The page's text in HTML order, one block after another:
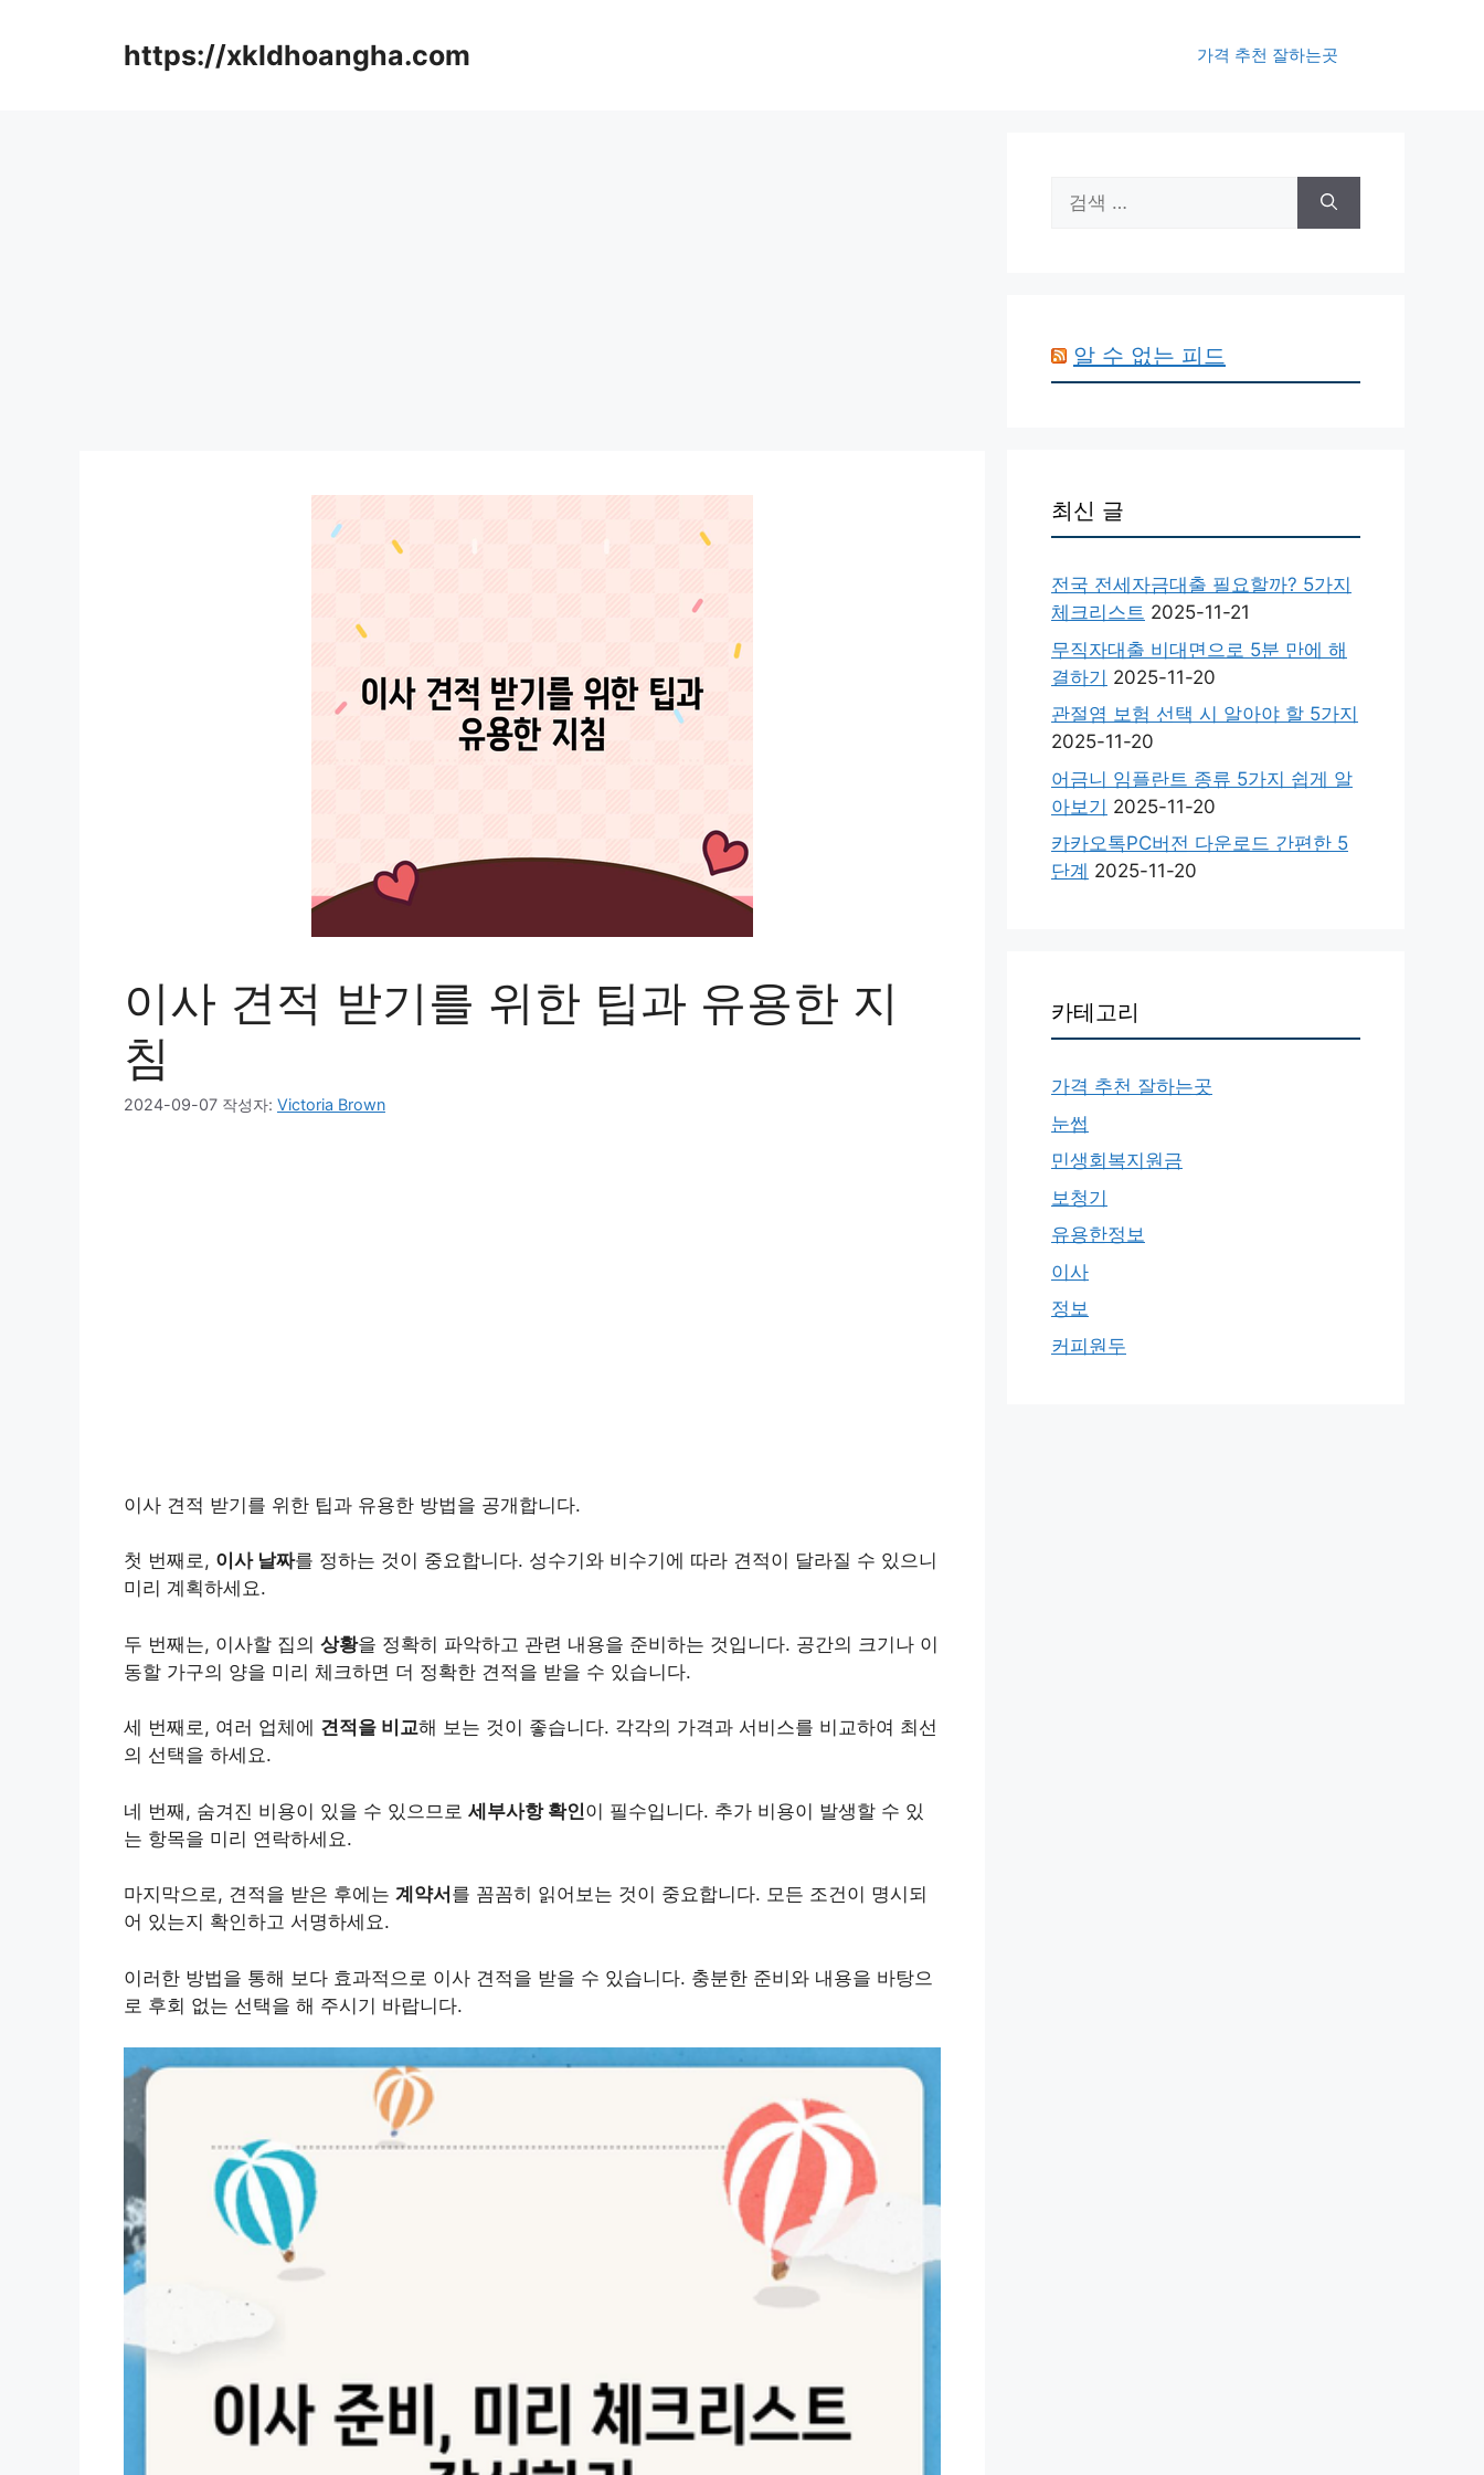
https://xkldhoangha.com 가격 추천 잘하는곳
이사 견적 받기를 위한 팁과 유용한 지
침
2024-09-07 작성자: Victoria Brown
이사 견적 받기를 위한 팁과 유용한 방법을 공개합니다.
첫 번째로, 이사 날짜를 정하는 것이 중요합니다. 성수기와 비수기에 따라 견적이 달라질 수 있으니
미리 계획하세요.
두 번째는, 이사할 집의 상황을 정확히 파악하고 관련 내용을 준비하는 것입니다. 공간의 크기나 이
동할 가구의 양을 미리 체크하면 더 정확한 견적을 받을 수 있습니다.
세 번째로, 여러 업체에 견적을 비교해 보는 것이 좋습니다. 각각의 가격과 서비스를 비교하여 최선
의 선택을 하세요.
네 번째, 숨겨진 비용이 있을 수 있으므로 세부사항 확인이 필수입니다. 추가 비용이 발생할 수 있
는 항목을 미리 연락하세요.
마지막으로, 견적을 받은 후에는 계약서 를 꼼꼼히 읽어보는 것이 중요합니다. 모든 조건이 명시되
어 있는지 확인하고 서명하세요.
이러한 방법을 통해 보다 효과적으로 이사 견적을 받을 수 있습니다. 충분한 준비와 내용을 바탕으
로 후회 없는 선택을 해 주시기 바랍니다.
색:
알 수 없는 피드
최신 글
전국 전세자금대출 필요할까? 5가지
체크리스트 2025-11-21
무직자대출 비대면으로 5분 만에 해
결하기 2025-11-20
관절염 보험 선택 시 알아야 할 5가지
2025-11-20
어금니 임플란트 종류 5가지 쉽게 알
아보기 2025-11-20
카카오톡PC버전 다운로드 간편한 5
단계 2025-11-20
카테고리
가격 추천 잘하는곳
눈썹
민생회복지원금
보청기
유용한정보
이사
정보
커피원두